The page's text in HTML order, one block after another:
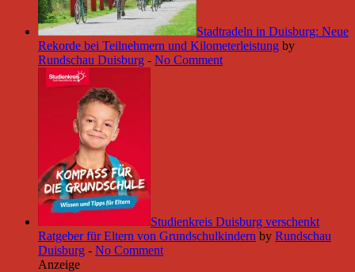
Stadtradeln in Duisburg: Neue
Rekorde bei Teilnehmern und Kilometerleistung by
Rundschau Duisburg - No Comment
Studienkreis Duisburg verschenkt
Ratgeber für Eltern von Grundschulkindern by Rundschau
Duisburg - No Comment
Anzeige